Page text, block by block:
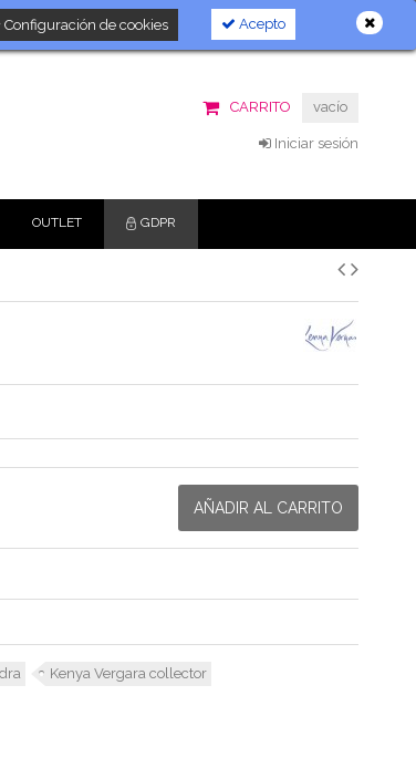
Acepto
Configuración de cookies
CARRITO vacío
Iniciar sesión
OUTLET GDPR
AÑADIR AL CARRITO
Kenya Vergara collector